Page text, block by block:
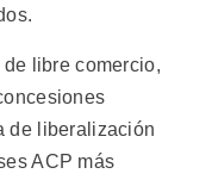
libre comercio,
de liberalización
ACP más